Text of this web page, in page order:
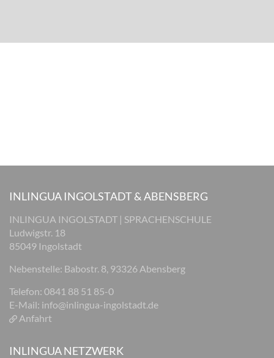
INLINGUA INGOLSTADT & ABENSBERG
INLINGUA INGOLSTADT | SPRACHENSCHULE
Ludwigstr. 18
85049 Ingolstadt
Nebenstelle: Babostr. 8, 93326 Abensberg
Telefon: 0841 88 51 85-0
E-Mail: info@inlingua-ingolstadt.de
Anfahrt
INLINGUA NETZWERK